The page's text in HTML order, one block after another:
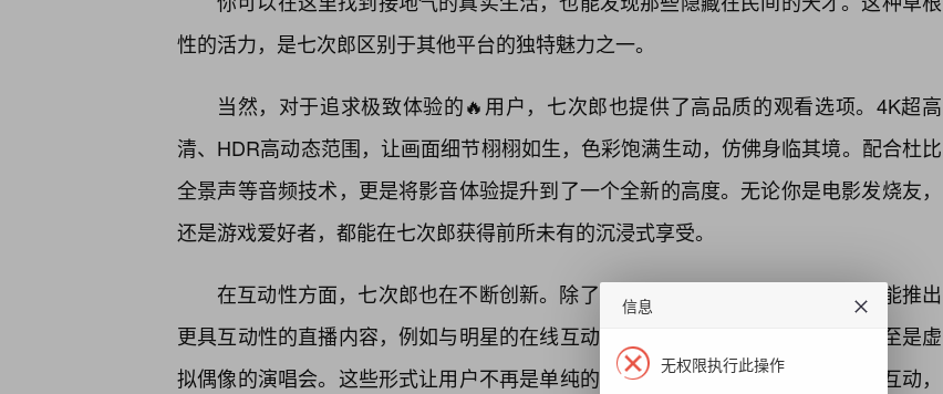
性的活力，是七次郎区别于其他平台的独特魅力之一。
当然，对于追求极致体验的🔥用户，七次郎也提供了高品质的观看选项。4K超高
清、HDR高动态范围，让画面细节栩栩如生，色彩饱满生动，仿佛身临其境。配合杜比
全景声等音频技术，更是将影音体验提升到了一个全新的高度。无论你是电影发烧友，
还是游戏爱好者，都能在七次郎获得前所未有的沉浸式享受。
在互动性方面，七次郎也在不断创新。除了传统的🔥弹幕和评论，平台还可能推出
更具互动性的直播内容，例如与明星的在线互动访谈、体育赛事的实时解说，甚至是虚
拟偶像的演唱会。这些形式让用户不再是单纯的观众，而是参📌与者，能够实时互动，
信息
无权限执行此操作